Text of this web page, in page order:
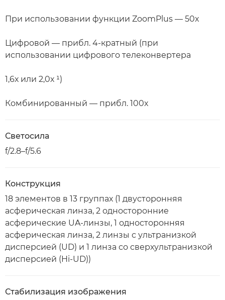
При использовании функции ZoomPlus — 50x
Цифровой — прибл. 4-кратный (при
использовании цифрового телеконвертера
1,6х или 2,0х ¹)
Комбинированный — прибл. 100x
Светосила
f/2.8–f/5.6
Конструкция
18 элементов в 13 группах (1 двусторонняя
асферическая линза, 2 односторонние
асферические UA-линзы, 1 односторонняя
асферическая линза, 2 линзы с ультранизкой
дисперсией (UD) и 1 линза со сверхультранизкой
дисперсией (Hi-UD))
Стабилизация изображения